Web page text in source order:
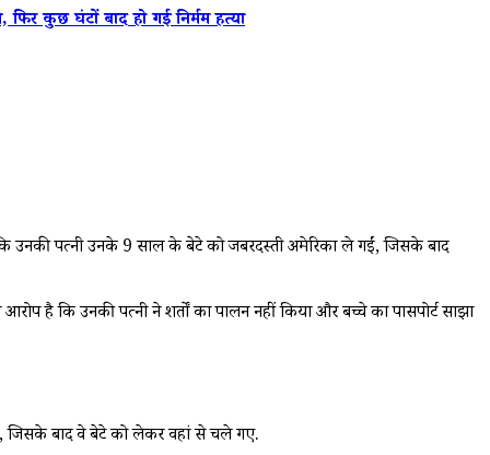
कुछ घंटों बाद हो गई निर्मम हत्या
उनकी पत्नी उनके 9 साल के बेटे को जबरदस्ती अमेरिका ले गईं, जिसके बाद
है कि उनकी पत्नी ने शर्तों का पालन नहीं किया और बच्चे का पासपोर्ट साझा
जिसके बाद वे बेटे को लेकर वहां से चले गए.